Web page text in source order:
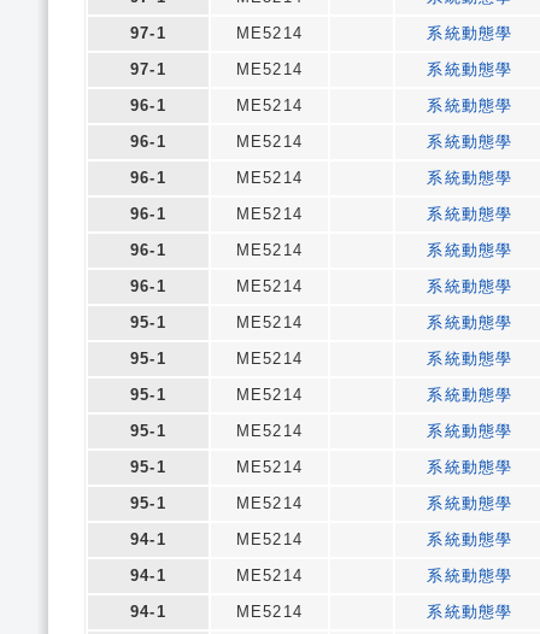
97-1
ME5214
系統動態學
97-1
ME5214
系統動態學
96-1
ME5214
系統動態學
96-1
ME5214
系統動態學
96-1
ME5214
系統動態學
96-1
ME5214
系統動態學
96-1
ME5214
系統動態學
96-1
ME5214
系統動態學
95-1
ME5214
系統動態學
95-1
ME5214
系統動態學
95-1
ME5214
系統動態學
95-1
ME5214
系統動態學
95-1
ME5214
系統動態學
95-1
ME5214
系統動態學
94-1
ME5214
系統動態學
94-1
ME5214
系統動態學
94-1
ME5214
系統動態學